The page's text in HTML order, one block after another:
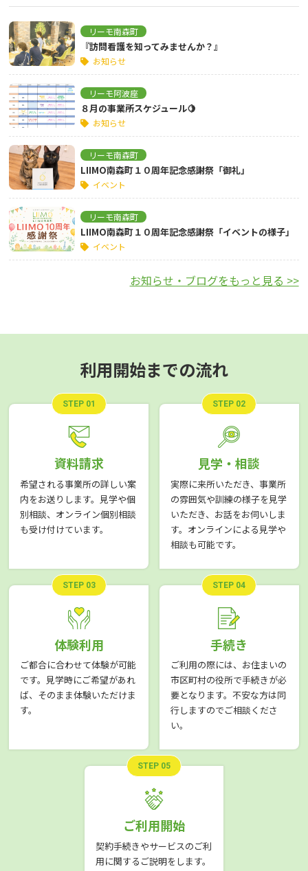
リーモ南森町
『訪問看護を知ってみませんか？』
お知らせ
リーモ阿波座
８月の事業所スケジュール🍋
お知らせ
リーモ南森町
LIIMO南森町１０周年記念感謝祭「御礼」
イベント
リーモ南森町
LIIMO南森町１０周年記念感謝祭「イベントの様子」
イベント
お知らせ・ブログをもっと見る >>
利用開始までの流れ
STEP 01
資料請求
希望される事業所の詳しい案
内をお送りします。見学や個
別相談、オンライン個別相談
も受け付けています。
STEP 02
見学・相談
実際に来所いただき、事業所
の雰囲気や訓練の様子を見学
いただき、お話をお伺いしま
す。オンラインによる見学や
相談も可能です。
STEP 03
体験利用
ご都合に合わせて体験が可能
です。見学時にご希望があれ
ば、そのまま体験いただけま
す。
STEP 04
手続き
ご利用の際には、お住まいの
市区町村の役所で手続きが必
要となります。不安な方は同
行しますのでご相談くださ
い。
STEP 05
ご利用開始
契約手続きやサービスのご利
用に関するご説明をします。